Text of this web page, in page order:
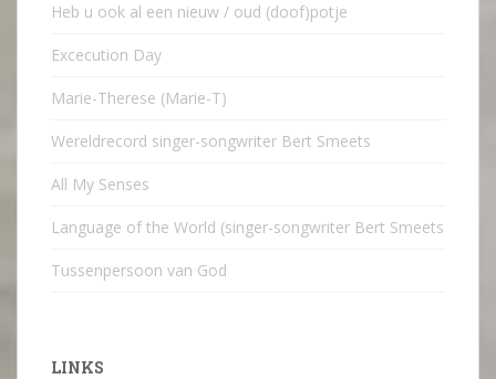
Heb u ook al een nieuw / oud (doof)potje
Excecution Day
Marie-Therese (Marie-T)
Wereldrecord singer-songwriter Bert Smeets
All My Senses
Language of the World (singer-songwriter Bert Smeets
Tussenpersoon van God
LINKS